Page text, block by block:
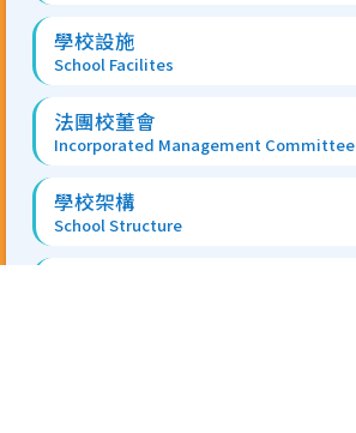
學校設施
School Facilites
法團校董會
Incorporated Management Committee
學校架構
School Structure